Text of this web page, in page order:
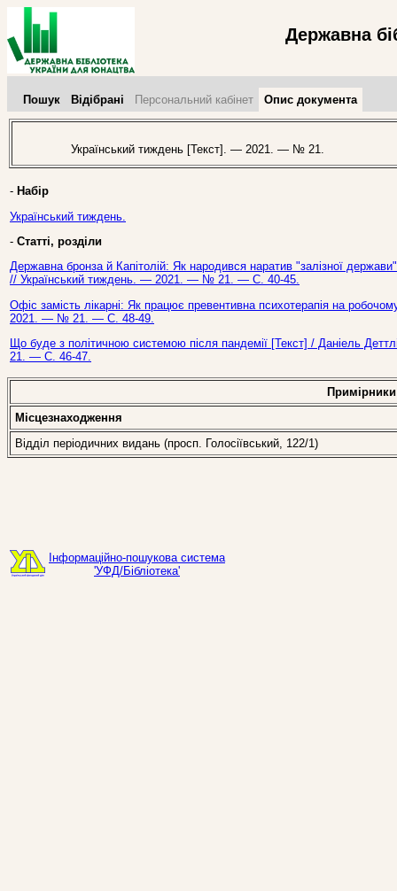
Державна
Пошук Відібрані Персональний кабінет Опис документа
Український тиждень [Текст]. — 2021. — № 21.
- Набір
Український тиждень.
- Статті, розділи
Державна бронза й Капітолій: Як народився наратив "залізної
// Український тиждень. — 2021. — № 21. — С. 40-45.
Офіс замість лікарні: Як працює превентивна психотерапія на
2021. — № 21. — С. 48-49.
Що буде з політичною системою після пандемії [Текст] / Даніель
21. — С. 46-47.
Примірники
Місцезнаходження
Відділ періодичних видань (просп. Голосіївський, 122/1)
Інформаційно-пошукова система
'УФД/Бібліотека'